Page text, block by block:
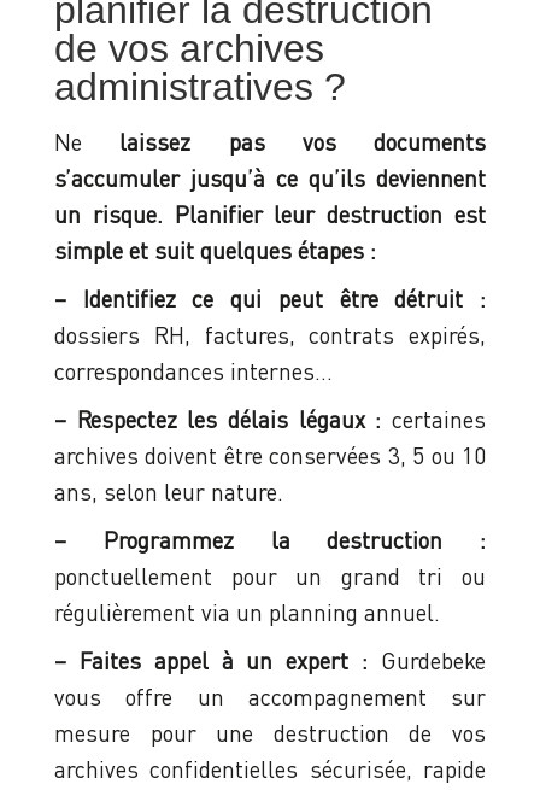
planifier la destruction
de vos archives
administratives ?
Ne laissez pas vos documents
s’accumuler jusqu’à ce qu’ils deviennent
un risque. Planifier leur destruction est
simple et suit quelques étapes :
– Identifiez ce qui peut être détruit :
dossiers RH, factures, contrats expirés,
correspondances internes…
– Respectez les délais légaux : certaines
archives doivent être conservées 3, 5 ou 10
ans, selon leur nature.
– Programmez la destruction :
ponctuellement pour un grand tri ou
régulièrement via un planning annuel.
– Faites appel à un expert : Gurdebeke
vous offre un accompagnement sur
mesure pour une destruction de vos
archives confidentielles sécurisée, rapide